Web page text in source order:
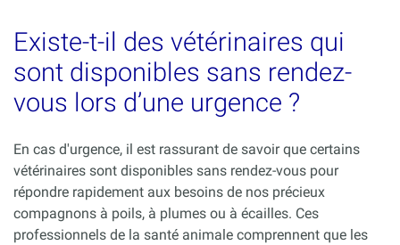
Existe-t-il des vétérinaires qui
sont disponibles sans rendez-
vous lors d’une urgence ?
En cas d'urgence, il est rassurant de savoir que certains
vétérinaires sont disponibles sans rendez-vous pour
répondre rapidement aux besoins de nos précieux
compagnons à poils, à plumes ou à écailles. Ces
professionnels de la santé animale comprennent que les